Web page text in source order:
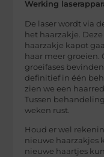
Werking
De laser wordt via
het haarzakje.
haarzakje kapot
haar meer groeien.
groeifases
definitief in één
zien we een
Tussen
weken rust.
Houd er wel
nieuwe haarzakjes
nieuwe haartjes